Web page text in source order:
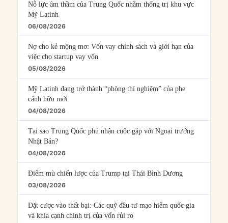
Nỗ lực âm thầm của Trung Quốc nhằm thống trị khu vực
Mỹ Latinh
06/08/2026
Nợ cho kẻ mộng mơ: Vốn vay chính sách và giới hạn của
việc cho startup vay vốn
05/08/2026
Mỹ Latinh đang trở thành “phòng thí nghiệm” của phe
cánh hữu mới
04/08/2026
Tại sao Trung Quốc phủ nhận cuộc gặp với Ngoại trưởng
Nhật Bản?
04/08/2026
Điểm mù chiến lược của Trump tại Thái Bình Dương
03/08/2026
Đặt cược vào thất bại: Các quỹ đầu tư mạo hiểm quốc gia
và khía cạnh chính trị của vốn rủi ro